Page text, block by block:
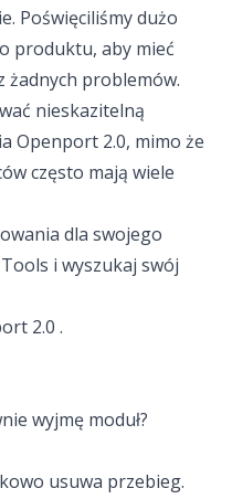
Poświęciliśmy dużo
produktu, aby mieć
żadnych problemów.
nieskazitelną
Openport 2.0, mimo że
często mają wiele
dla swojego
i wyszukaj swój
2.0 .
wyjmę moduł?
usuwa przebieg.